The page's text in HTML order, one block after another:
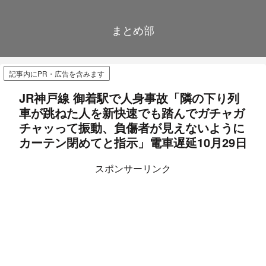
まとめ部
記事内にPR・広告を含みます
JR神戸線 御着駅で人身事故「隣の下り列
車が跳ねた人を新快速でも踏んでガチャガ
チャッって振動、負傷者が見えないように
カーテン閉めてと指示」電車遅延10月29日
スポンサーリンク